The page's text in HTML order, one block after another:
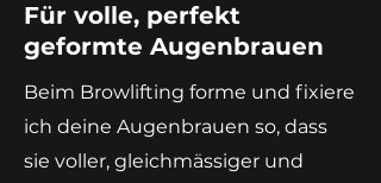
Für volle, perfekt
geformte Augenbrauen
Beim Browlifting forme und fixiere
ich deine Augenbrauen so, dass
sie voller, gleichmässiger und